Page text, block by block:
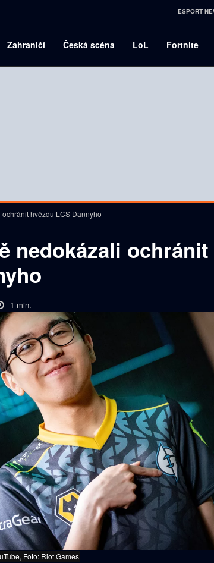
ESPORT
Zahraničí Česká scéna LoL Fortnite
hvězdu LCS Dannyho
nedokázali
1 min.
Foto: Riot Games